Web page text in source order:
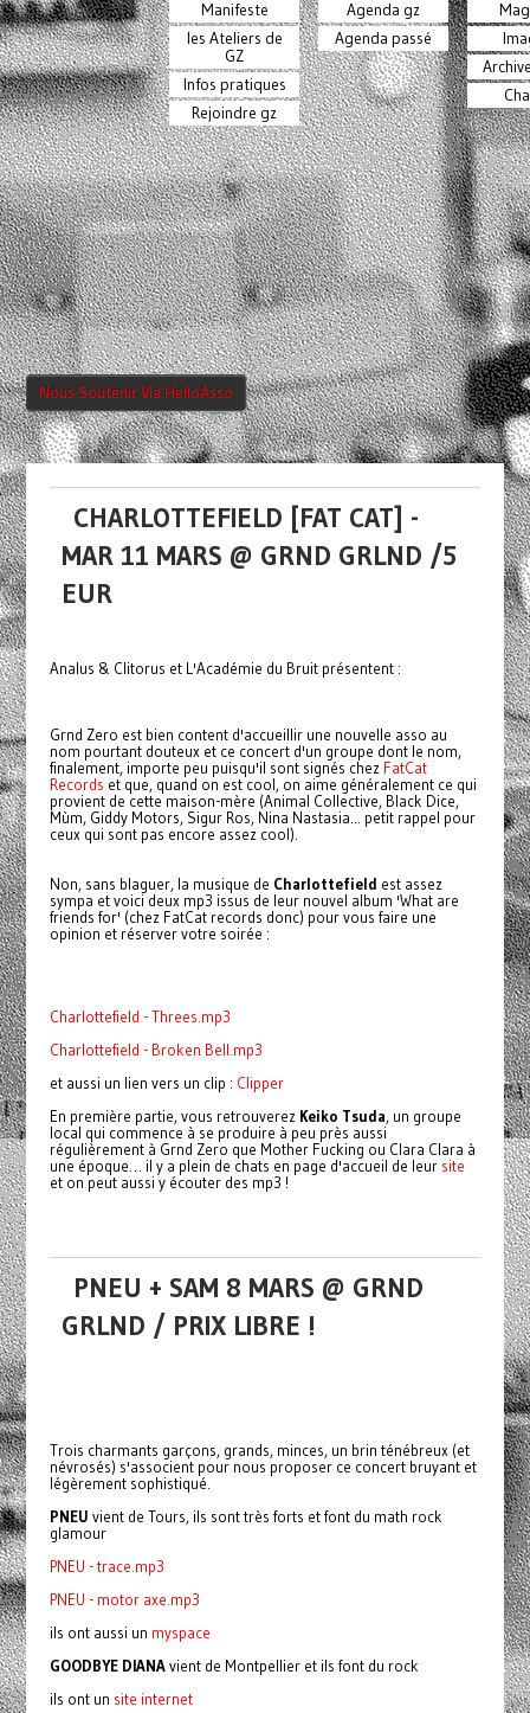
Manifeste
les Ateliers de
GZ
Infos pratiques
Rejoindre gz
Agenda gz
Agenda passé
Nous Soutenir Via HelloAsso
CHARLOTTEFIELD [FAT CAT] -
MAR 11 MARS @ GRND GRLND /5
EUR
Analus & Clitorus et L'Académie du Bruit présentent :
Grnd Zero est bien content d'accueillir une nouvelle asso au
nom pourtant douteux et ce concert d'un groupe dont le nom,
finalement, importe peu puisqu'il sont signés chez FatCat
Records et que, quand on est cool, on aime généralement ce qui
provient de cette maison-mère (Animal Collective, Black Dice,
Mùm, Giddy Motors, Sigur Ros, Nina Nastasia... petit rappel pour
ceux qui sont pas encore assez cool).
Non, sans blaguer, la musique de Charlottefield est assez
sympa et voici deux mp3 issus de leur nouvel album 'What are
friends for' (chez FatCat records donc) pour vous faire une
opinion et réserver votre soirée :
Charlottefield - Threes.mp3
Charlottefield - Broken Bell.mp3
et aussi un lien vers un clip : Clipper
En première partie, vous retrouverez Keiko Tsuda, un groupe
local qui commence à se produire à peu près aussi
régulièrement à Grnd Zero que Mother Fucking ou Clara Clara à
une époque… il y a plein de chats en page d'accueil de leur site
et on peut aussi y écouter des mp3 !
PNEU + SAM 8 MARS @ GRND
GRLND / PRIX LIBRE !
Trois charmants garçons, grands, minces, un brin ténébreux (et
névrosés) s'associent pour nous proposer ce concert bruyant et
légèrement sophistiqué.
PNEU vient de Tours, ils sont très forts et font du math rock
glamour
PNEU - trace.mp3
PNEU - motor axe.mp3
ils ont aussi un myspace
GOODBYE DIANAvient de Montpellier et ils font du rock
ils ont un site internet